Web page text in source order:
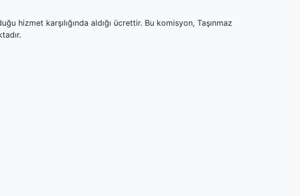
hizmet karşılığında aldığı ücrettir. Bu komisyon, Taşınmaz